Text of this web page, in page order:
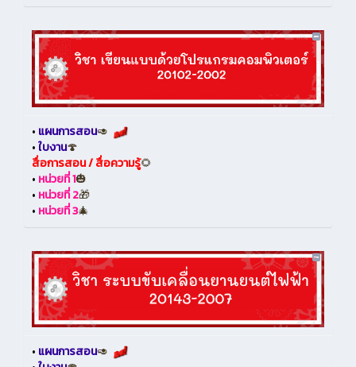
• แผนการสอน🥑
•ใบงาน🍄
สื่อการสอน / สื่อความรู้🌻
• หน่วยที่ 1🎃
• หน่วยที่ 2🎁
• หน่วยที่ 3🎄
• แผนการสอน🥑